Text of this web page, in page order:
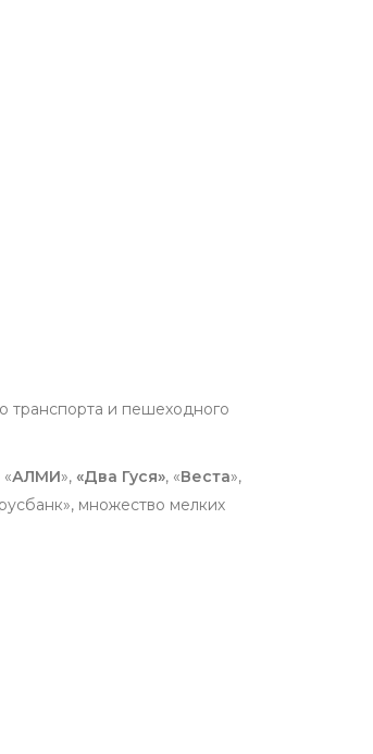
транспорта и пешеходного
АЛМИ», «Два Гуся», «Веста»,
множество мелких